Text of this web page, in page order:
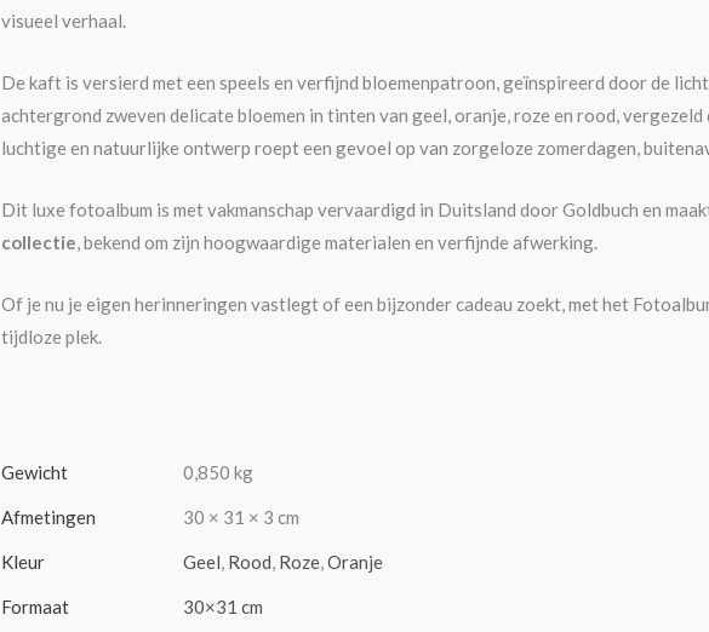
visueel verhaal.
De kaft is versierd met een speels en verfijnd bloemenpatroon, geïnspireerd door de
achtergrond zweven delicate bloemen in tinten van geel, oranje, roze en rood,
luchtige en natuurlijke ontwerp roept een gevoel op van zorgeloze zomerdagen,
Dit luxe fotoalbum is met vakmanschap vervaardigd in Duitsland door Goldbuch en
collectie, bekend om zijn hoogwaardige materialen en verfijnde afwerking.
Of je nu je eigen herinneringen vastlegt of een bijzonder cadeau zoekt, met het
tijdloze plek.
Gewicht 0,850 kg
Afmetingen 30 × 31 × 3 cm
Kleur Geel, Rood, Roze,Oranje
Formaat 30×31 cm